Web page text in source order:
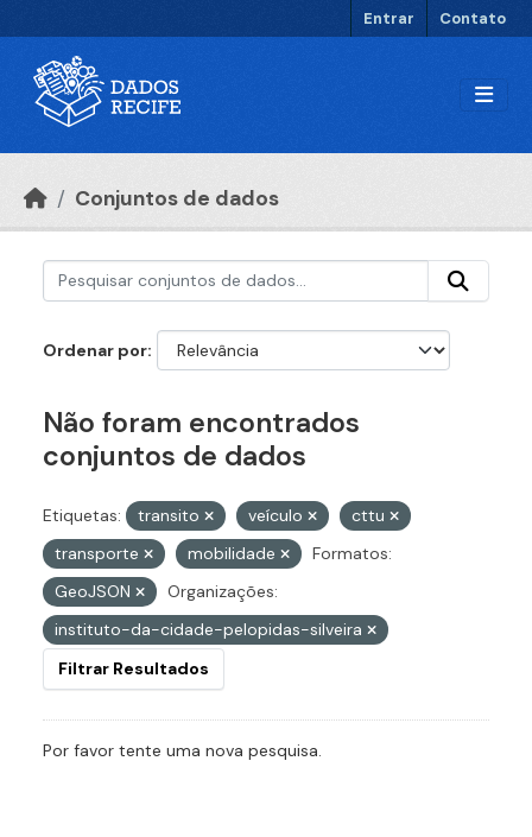
Entrar Contato
Conjuntos de dados
Ordenar por
Não foram encontrados
conjuntos de dados
Etiquetas: transito veículo
cttu
transporte
mobilidade
Formatos:
GeoJSON
Organizações:
instituto-da-cidade-pelopidas-silveira
Filtrar Resultados
Por favor tente uma nova pesquisa.